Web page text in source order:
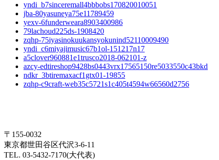
yndi_b7sinceremall4bbbobs170820010051
jba-80yasuneya75e11789459
yexv-6funderweara8903400986
79lachoud225ds-1908420
zqhp-75iyasinokuukansyokunind52110009490
yndi_c6miyajimusic67b1ol-151217n17
a5clover960881e1trusco2018-062101-z
azcy-edtireshop9428bs0443vrx17565150re5033550c43bkd
ndkr_3btiremaxacf1gtx01-19855
zqhp-c9craft-web35c5721s1c405t4594w66560d2756
〒155-0032
東京都世田谷区代沢3-6-11
TEL. 03-5432-7170(大代表)